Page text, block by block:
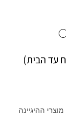
עד הבית)
ההיגיינה